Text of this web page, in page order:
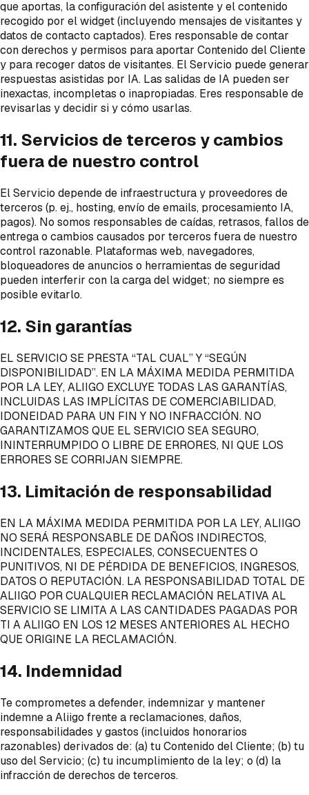
que aportas, la configuración del asistente y el contenido
recogido por el widget (incluyendo mensajes de visitantes y
datos de contacto captados). Eres responsable de contar
con derechos y permisos para aportar Contenido del Cliente
y para recoger datos de visitantes. El Servicio puede generar
respuestas asistidas por IA. Las salidas de IA pueden ser
inexactas, incompletas o inapropiadas. Eres responsable de
revisarlas y decidir si y cómo usarlas.
11. Servicios de terceros y cambios
fuera de nuestro control
El Servicio depende de infraestructura y proveedores de
terceros (p. ej., hosting, envío de emails, procesamiento IA,
pagos). No somos responsables de caídas, retrasos, fallos de
entrega o cambios causados por terceros fuera de nuestro
control razonable. Plataformas web, navegadores,
bloqueadores de anuncios o herramientas de seguridad
pueden interferir con la carga del widget; no siempre es
posible evitarlo.
12. Sin garantías
EL SERVICIO SE PRESTA “TAL CUAL” Y “SEGÚN
DISPONIBILIDAD”. EN LA MÁXIMA MEDIDA PERMITIDA
POR LA LEY, ALIIGO EXCLUYE TODAS LAS GARANTÍAS,
INCLUIDAS LAS IMPLÍCITAS DE COMERCIABILIDAD,
IDONEIDAD PARA UN FIN Y NO INFRACCIÓN. NO
GARANTIZAMOS QUE EL SERVICIO SEA SEGURO,
ININTERRUMPIDO O LIBRE DE ERRORES, NI QUE LOS
ERRORES SE CORRIJAN SIEMPRE.
13. Limitación de responsabilidad
EN LA MÁXIMA MEDIDA PERMITIDA POR LA LEY, ALIIGO
NO SERÁ RESPONSABLE DE DAÑOS INDIRECTOS,
INCIDENTALES, ESPECIALES, CONSECUENTES O
PUNITIVOS, NI DE PÉRDIDA DE BENEFICIOS, INGRESOS,
DATOS O REPUTACIÓN. LA RESPONSABILIDAD TOTAL DE
ALIIGO POR CUALQUIER RECLAMACIÓN RELATIVA AL
SERVICIO SE LIMITA A LAS CANTIDADES PAGADAS POR
TI A ALIIGO EN LOS 12 MESES ANTERIORES AL HECHO
QUE ORIGINE LA RECLAMACIÓN.
14. Indemnidad
Te comprometes a defender, indemnizar y mantener
indemne a Aliigo frente a reclamaciones, daños,
responsabilidades y gastos (incluidos honorarios
razonables) derivados de: (a) tu Contenido del Cliente; (b) tu
uso del Servicio; (c) tu incumplimiento de la ley; o (d) la
infracción de derechos de terceros.